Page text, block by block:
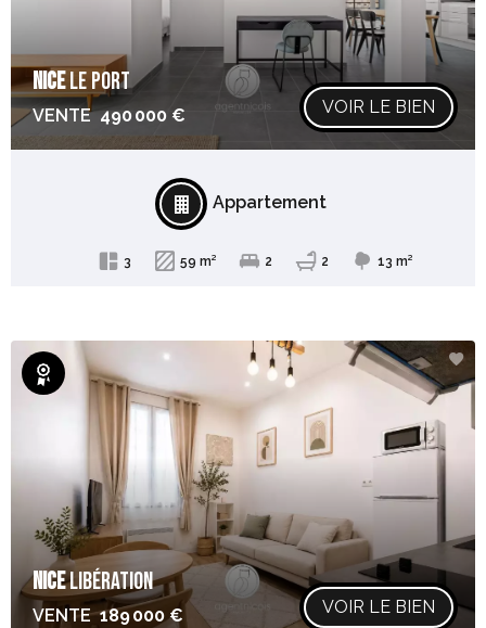
NICELE PORT
VENTE 490 000 € VOIR LE BIEN
Appartement
3 59 m² 2 2 13 m²
Exclusivité
NICELIBÉRATION
VENTE 189 000 € VOIR LE BIEN